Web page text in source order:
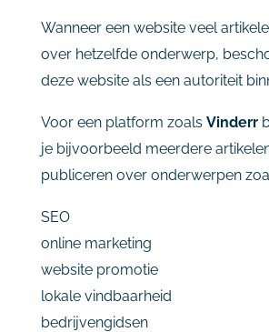
Wanneer een website veel
over hetzelfde onderwerp,
deze website als een autoriteit
Voor een platform zoals Vinderr
je bijvoorbeeld meerdere
publiceren over onderwerpen
SEO
online marketing
website promotie
lokale vindbaarheid
bedrijvengidsen